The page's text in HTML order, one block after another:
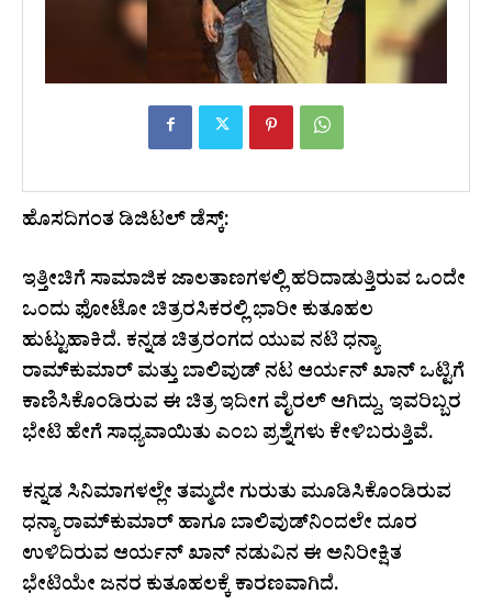
ಹೊಸದಿಗಂತ ಡಿಜಿಟಲ್ ಡೆಸ್ಕ್:
ಇತ್ತೀಚಿಗೆ ಸಾಮಾಜಿಕ ಜಾಲತಾಣಗಳಲ್ಲಿ ಹರಿದಾಡುತ್ತಿರುವ ಒಂದೇ
ಒಂದು ಫೋಟೋ ಚಿತ್ರರಸಿಕರಲ್ಲಿ ಭಾರೀ ಕುತೂಹಲ
ಹುಟ್ಟುಹಾಕಿದೆ. ಕನ್ನಡ ಚಿತ್ರರಂಗದ ಯುವ ನಟಿ ಧನ್ಯಾ
ರಾಮ್‌ಕುಮಾರ್ ಮತ್ತು ಬಾಲಿವುಡ್‌ ನಟ ಆರ್ಯನ್ ಖಾನ್ ಒಟ್ಟಿಗೆ
ಕಾಣಿಸಿಕೊಂಡಿರುವ ಈ ಚಿತ್ರ ಇದೀಗ ವೈರಲ್ ಆಗಿದ್ದು, ಇವರಿಬ್ಬರ
ಭೇಟಿ ಹೇಗೆ ಸಾಧ್ಯವಾಯಿತು ಎಂಬ ಪ್ರಶ್ನೆಗಳು ಕೇಳಿಬರುತ್ತಿವೆ.
ಕನ್ನಡ ಸಿನಿಮಾಗಳಲ್ಲೇ ತಮ್ಮದೇ ಗುರುತು ಮೂಡಿಸಿಕೊಂಡಿರುವ
ಧನ್ಯಾ ರಾಮ್‌ಕುಮಾರ್‌ ಹಾಗೂ ಬಾಲಿವುಡ್‌ನಿಂದಲೇ ದೂರ
ಉಳಿದಿರುವ ಆರ್ಯನ್ ಖಾನ್‌ ನಡುವಿನ ಈ ಅನಿರೀಕ್ಷಿತ
ಭೇಟಿಯೇ ಜನರ ಕುತೂಹಲಕ್ಕೆ ಕಾರಣವಾಗಿದೆ.